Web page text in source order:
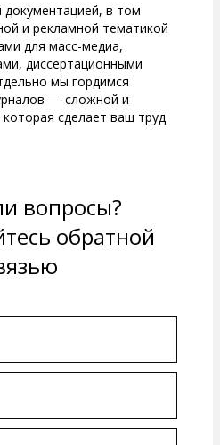
в том
и рекламной тематикой
для масс-медиа,
диссертационными
мы гордимся
— сложной и
сделает ваш труд
вопросы?
обратной